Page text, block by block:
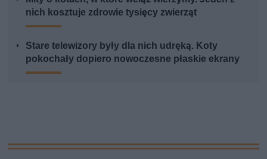
nich kosztuje zdrowie tysięcy zwierząt
Stare telewizory były dla nich udręką. Koty
pokochały dopiero nowoczesne płaskie ekrany